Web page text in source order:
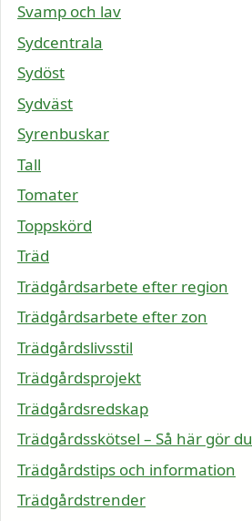
Svamp och lav
Sydcentrala
Sydöst
Sydväst
Syrenbuskar
Tall
Tomater
Toppskörd
Träd
Trädgårdsarbete efter region
Trädgårdsarbete efter zon
Trädgårdslivsstil
Trädgårdsprojekt
Trädgårdsredskap
Trädgårdsskötsel – Så här gör du
Trädgårdstips och information
Trädgårdstrender